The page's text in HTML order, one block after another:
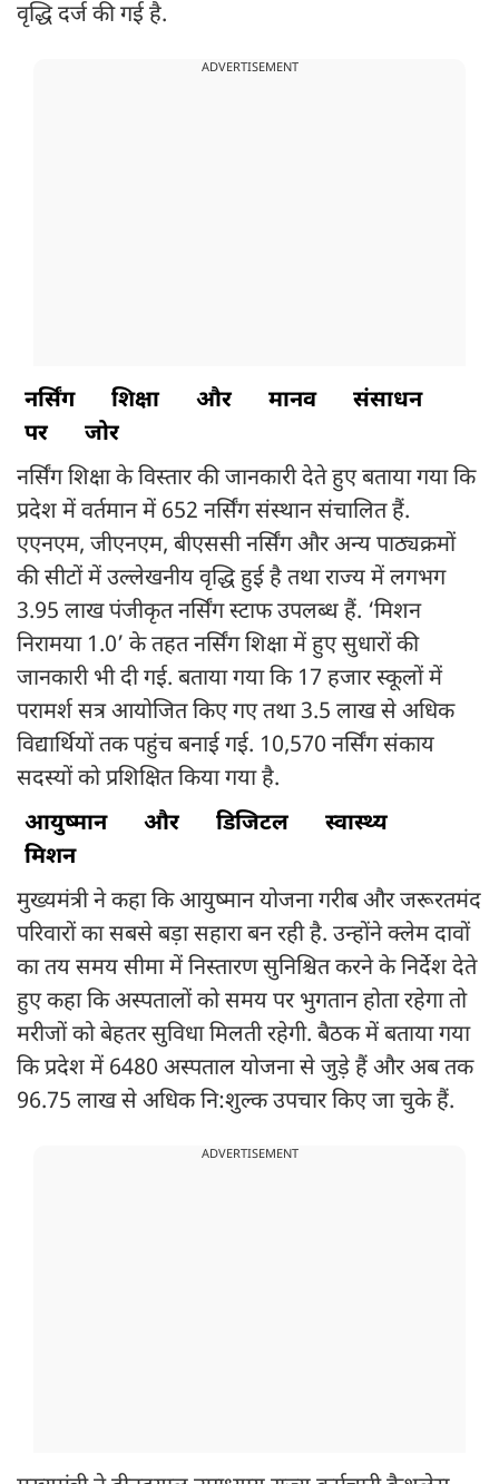
वृद्धि दर्ज की गई है.
ADVERTISEMENT
नर्सिंग शिक्षा और मानव
संसाधन
पर
जोर
नर्सिंग शिक्षा के विस्तार की जानकारी देते हुए बताया गया कि
प्रदेश में वर्तमान में 652 नर्सिंग संस्थान संचालित हैं.
एएनएम, जीएनएम, बीएससी नर्सिंग और अन्य पाठ्यक्रमों
की सीटों में उल्लेखनीय वृद्धि हुई है तथा राज्य में लगभग
3.95 लाख पंजीकृत नर्सिंग स्टाफ उपलब्ध हैं. ‘मिशन
निरामया 1.0’ के तहत नर्सिंग शिक्षा में हुए सुधारों की
जानकारी भी दी गई. बताया गया कि 17 हजार स्कूलों में
परामर्श सत्र आयोजित किए गए तथा 3.5 लाख से अधिक
विद्यार्थियों तक पहुंच बनाई गई. 10,570 नर्सिंग संकाय
सदस्यों को प्रशिक्षित किया गया है.
आयुष्मान
और डिजिटल
स्वास्थ्य
मिशन
मुख्यमंत्री ने कहा कि आयुष्मान योजना गरीब और जरूरतमंद
परिवारों का सबसे बड़ा सहारा बन रही है. उन्होंने क्लेम दावों
का तय समय सीमा में निस्तारण सुनिश्चित करने के निर्देश देते
हुए कहा कि अस्पतालों को समय पर भुगतान होता रहेगा तो
मरीजों को बेहतर सुविधा मिलती रहेगी. बैठक में बताया गया
कि प्रदेश में 6480 अस्पताल योजना से जुड़े हैं और अब तक
96.75 लाख से अधिक नि:शुल्क उपचार किए जा चुके हैं.
ADVERTISEMENT